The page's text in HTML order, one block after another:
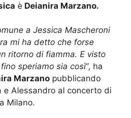
è Deianira Marzano.
a Jessica Mascheroni
mi ha detto che forse
ritorno di fiamma. E visto
speriamo sia così“, ha
Marzano pubblicando
e Alessandro al concerto di
Milano.